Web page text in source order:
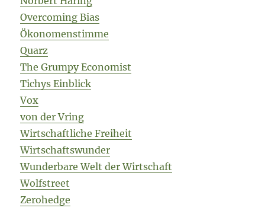
Overcoming Bias
Ökonomenstimme
Quarz
The Grumpy Economist
Tichys Einblick
Vox
von der Vring
Wirtschaftliche Freiheit
Wirtschaftswunder
Wunderbare Welt der Wirtschaft
Wolfstreet
Zerohedge